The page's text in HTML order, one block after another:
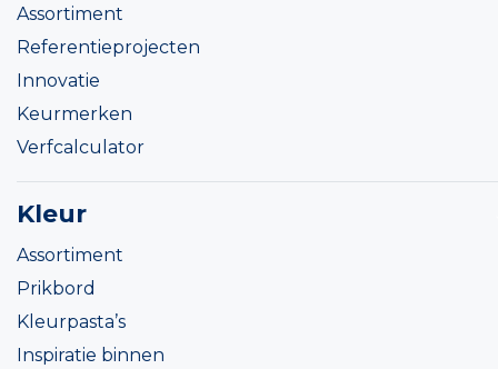
Assortiment
Referentieprojecten
Innovatie
Keurmerken
Verfcalculator
Kleur
Assortiment
Prikbord
Kleurpasta’s
Inspiratie binnen